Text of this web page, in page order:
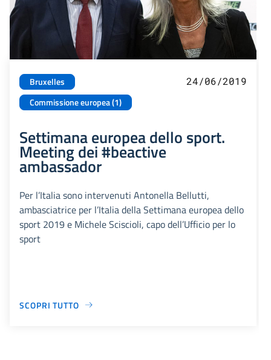
Bruxelles
Commissione europea (1)
24/06/2019
Settimana europea dello sport.
Meeting dei #beactive
ambassador
Per l’Italia sono intervenuti Antonella Bellutti,
ambasciatrice per l’Italia della Settimana europea dello
sport 2019 e Michele Sciscioli, capo dell’Ufficio per lo
sport
SCOPRI TUTTO